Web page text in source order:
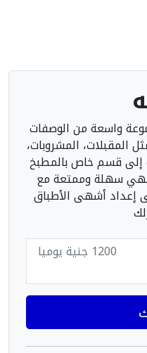
واسعة من الوصفات
المقبلات، المشروبات،
إلى قسم خاص بالمطبخ
سهلة وممتعة مع
أشهى الأطباق
1200 جنية يوميا